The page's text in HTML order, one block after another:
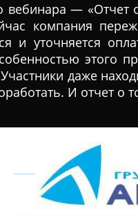
вебинара — «Отчет
компания
и уточняется
этого
даже
И отчет о